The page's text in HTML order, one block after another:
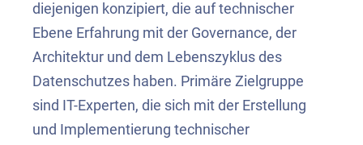
diejenigen konzipiert, die auf technischer
Ebene Erfahrung mit der Governance, der
Architektur und dem Lebenszyklus des
Datenschutzes haben. Primäre Zielgruppe
sind IT-Experten, die sich mit der Erstellung
und Implementierung technischer